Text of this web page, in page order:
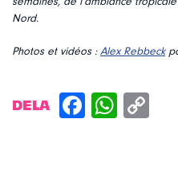
Nord.
Photos et vidéos :Alex Rebbeck
DELA